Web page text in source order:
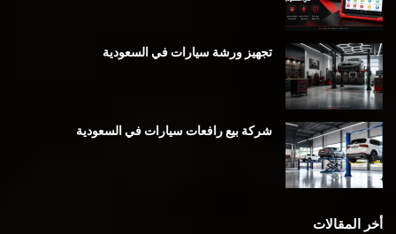
تجهيز ورشة سيارات في السعودية
شركة بيع رافعات سيارات في السعودية
أخر المقالات